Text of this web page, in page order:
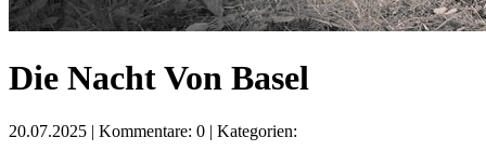
Die Nacht Von Basel
20.07.2025 | Kommentare: 0 | Kategorien: